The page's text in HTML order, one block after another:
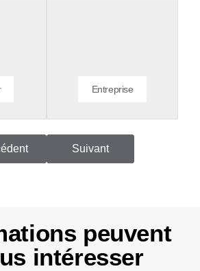
Entreprise
Suivant
peuvent
intéresser